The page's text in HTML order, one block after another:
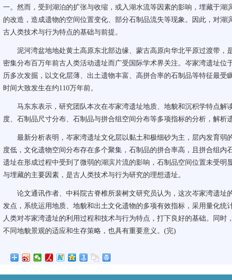
一。然而，受到湖泊的扩张与收缩，或入湖水流等因素的影响，埋藏于
的改造，造成遗物的空间位置变化、部分石制品流失等现象。因此，对
古人类技术与行为特点的基础与前提。
泥河湾盆地地处黄土高原东北部边缘、蒙古高原向华北平原过渡带，
密集分布百万年前古人类活动遗址而广受国际学术界关注。岑家湾遗址位
历多次发掘，以文化层薄、出土遗物丰富、高拼合率的石制品等特征最
时间大致发生在约110万年前。
马东东表示，研究团队本次在岑家湾遗址地质、地貌和沉积学特点解
度、石制品尺寸分布、石制品与拼合组空间分布等多项指标的分析，解析
最新分析表明，岑家湾遗址文化层以黏土和极细砂为主，层内发育弱
度低，文化遗物空间分布存在多个聚集，石制品的拼合率高，且拼合组
遗址在形成过程中受到了微弱的湖滨片流的影响，石制品空间位置未受
与埋藏的主要因素，是古人类技术与行为研究的理想遗址。
论文通讯作者、中科院古脊椎所裴树文研究员认为，这次岑家湾遗址
发点，系统运用地质、地貌和出土文化遗物的多项有效指标，采用量化
人类对岑家湾遗址的利用过程和技术与行为特点，打下良好的基础。同
不同地貌景观的适应和生存策略，也具有重要意义。(完)